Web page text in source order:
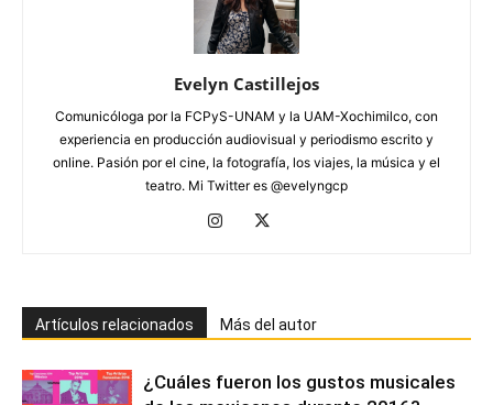
Evelyn Castillejos
Comunicóloga por la FCPyS-UNAM y la UAM-Xochimilco, con
experiencia en producción audiovisual y periodismo escrito y
online. Pasión por el cine, la fotografía, los viajes, la música y el
teatro. Mi Twitter es @evelyngcp
Artículos relacionados Más del autor
¿Cuáles fueron los gustos musicales